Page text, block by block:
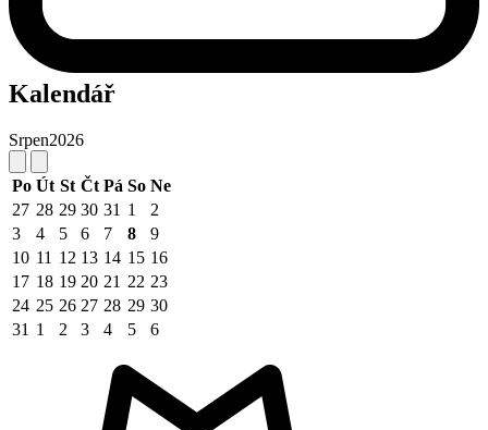
Kalendář
Srpen2026
Po Út St Čt Pá So Ne
27 28 29 30 31 1
2
3
4 5 6 7 8
9
10 11 12 13 14 15 16
17 18 19 20 21 22 23
24 25 26 27 28 29 30
31 1 2 3 4 5 6